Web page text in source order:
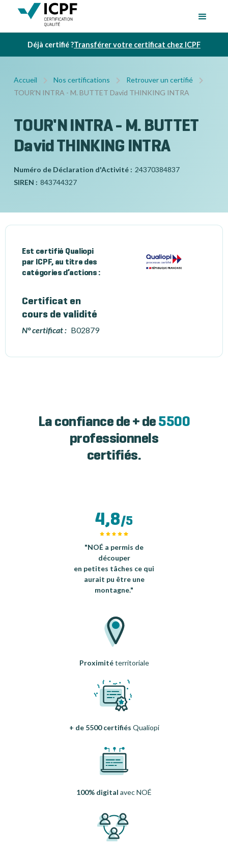
Déjà certifié ?Transférer votre certificat chez ICPF
Accueil Nos certifications
Retrouver un certifié
TOUR'N INTRA - M. BUTTET David THINKING INTRA
TOUR'N INTRA - M. BUTTET
David THINKING INTRA
Numéro de Déclaration d'Activité : 24370384837
SIREN : 843744327
Est certifié Qualiopi
par ICPF, au titre des
catégories d’actions :
Certificat en
cours de validité
N° certificat : B02879
La confiance de + de 5500
professionnels
certifiés.
+ de 5500 certifiés Qualiopi
100% digital avec NOÉ
4,8/5
"NOÉ a permis de
découper
en petites tâches ce qui
aurait pu être une
montagne."
Proximitéterritoriale